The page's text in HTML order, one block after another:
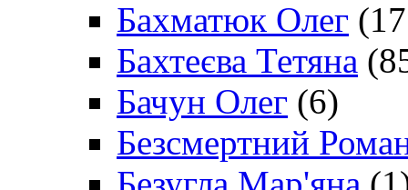
Бахматюк Олег
Бахтеєва Тетяна
Бачун Олег (6)
Безсмертний